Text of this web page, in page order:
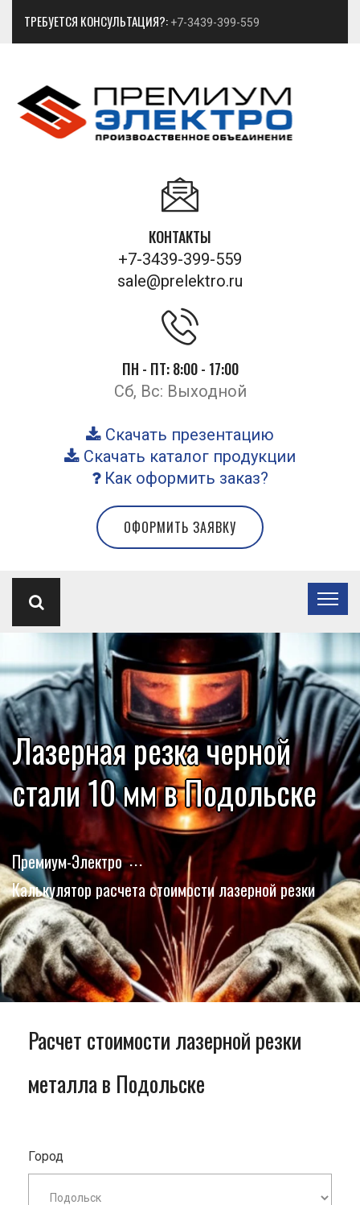
ТРЕБУЕТСЯ КОНСУЛЬТАЦИЯ?: +7-3439-399-559
КОНТАКТЫ
+7-3439-399-559
sale@prelektro.ru
ПН - ПТ: 8:00 - 17:00
Сб, Вс: Выходной
Скачать презентацию
Скачать каталог продукции
Как оформить заказ?
ОФОРМИТЬ ЗАЯВКУ
Лазерная резка черной
стали 10 мм в Подольске
Премиум-Электро
Калькулятор расчета стоимости лазерной резки
Расчет стоимости лазерной резки
металла в Подольске
Город